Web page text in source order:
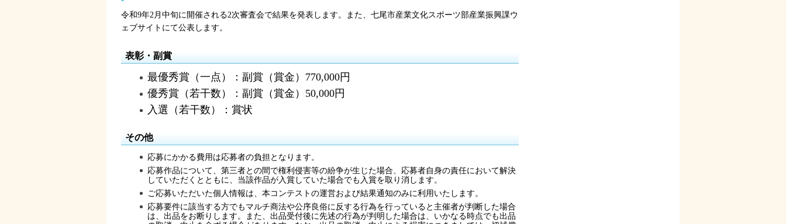
令和9年2月中旬に開催される2次審査会で結果を発表します。また、七尾市産業文化スポーツ部産業振興課ウ
ェブサイトにて公表します。
表彰・副賞
最優秀賞（一点）：副賞（賞金）770,000円
優秀賞（若干数）：副賞（賞金）50,000円
入選（若干数）：賞状
その他
応募にかかる費用は応募者の負担となります。
応募作品について、第三者との間で権利侵害等の紛争が生じた場合、応募者自身の責任において解決
していただくとともに、当該作品が入賞していた場合でも入賞を取り消します。
ご応募いただいた個人情報は、本コンテストの運営および結果通知のみに利用いたします。
応募要件に該当する方でもマルチ商法や公序良俗に反する行為を行っていると主催者が判断した場合
は、出品をお断りします。また、出品受付後に先述の行為が判明した場合は、いかなる時点でも出品